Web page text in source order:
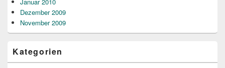
Dezember 2009
November 2009
Kategorien